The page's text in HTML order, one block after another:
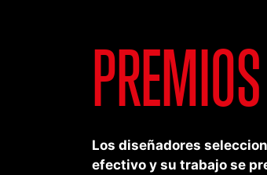
PREMIOS
Los diseñadores
efectivo y su trabajo se